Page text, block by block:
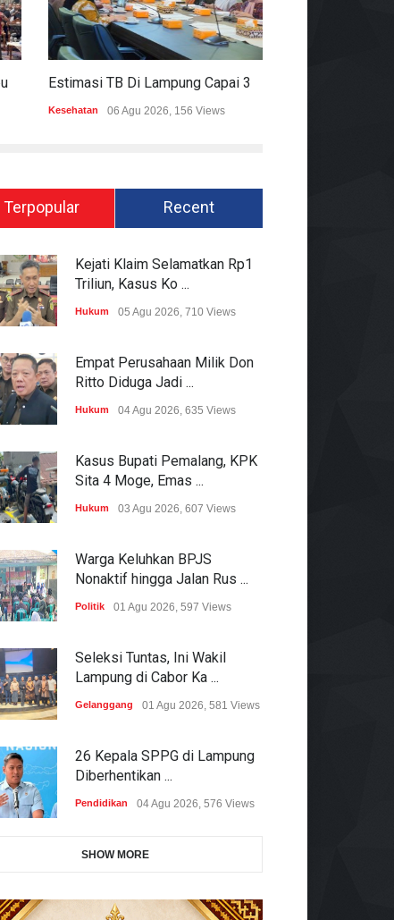
Kesehatan 06 Agu 2026, 156 Views
Terpopular Recent
Kejati Klaim Selamatkan Rp1
Triliun, Kasus Ko ...
Hukum 05 Agu 2026, 710 Views
Empat Perusahaan Milik Don
Ritto Diduga Jadi ...
Hukum 04 Agu 2026, 635 Views
Kasus Bupati Pemalang, KPK
Sita 4 Moge, Emas ...
Hukum 03 Agu 2026, 607 Views
Warga Keluhkan BPJS
Nonaktif hingga Jalan Rus ...
Politik 01 Agu 2026, 597 Views
Seleksi Tuntas, Ini Wakil
Lampung di Cabor Ka ...
Gelanggang 01 Agu 2026, 581 Views
26 Kepala SPPG di Lampung
Diberhentikan ...
Pendidikan 04 Agu 2026, 576 Views
SHOW MORE